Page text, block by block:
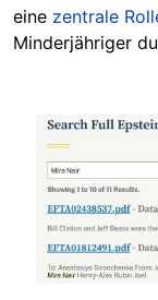
eine zentrale
Minderjähriger
Image